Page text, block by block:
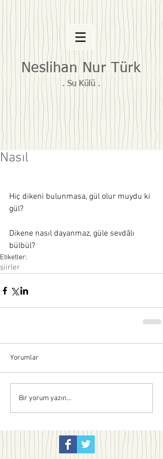
Neslihan Nur Türk
. Su Külü .
Nasıl
Hiç dikeni bulunmasa, gül olur muydu ki
gül?
Dikene nasıl dayanmaz, güle sevdâlı
bülbül?
Etiketler:
şiirler
Yorumlar
Bir yorum yazın...